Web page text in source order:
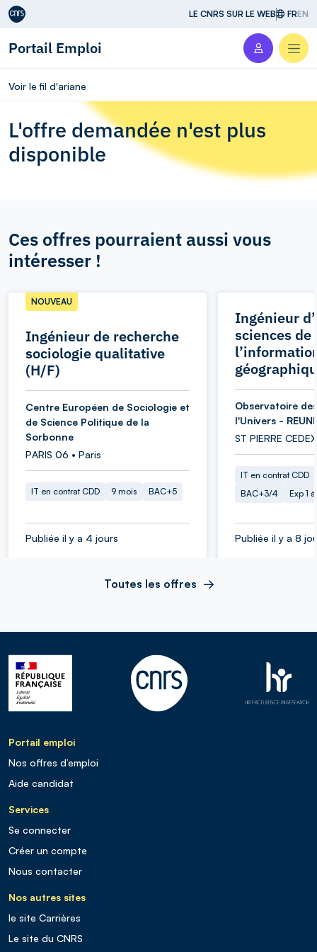
Aller au contenu LE CNRS SUR LE WEB FREN
Portail Emploi
Voir le fil d'ariane
L'offre demandée n'est plus
disponible
Ces offres pourraient aussi vous
intéresser !
Ingénieur de recherche
sociologie qualitative
(H/F)
NOUVEAU
Centre Européen de Sociologie et
de Science Politique de la
Sorbonne
PARIS 06 • Paris
IT en contrat CDD 9 mois BAC+5
Publiée il y a 4 jours
Ingénieur
sciences de
Observatoire
l'Univers -
ST PIERRE
IT en contrat CDD
BAC+3/4
Exp 1
Publiée il y a 8
Toutes les offres
Portail emploi
Nos offres d’emploi
Aide candidat
Services
Se connecter
Créer un compte
Nous contacter
Nos autres sites
le site Carrières
Le site du CNRS